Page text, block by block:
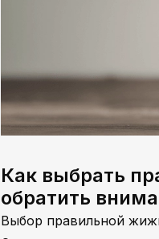
Как выбрать
обратить
Выбор правильной